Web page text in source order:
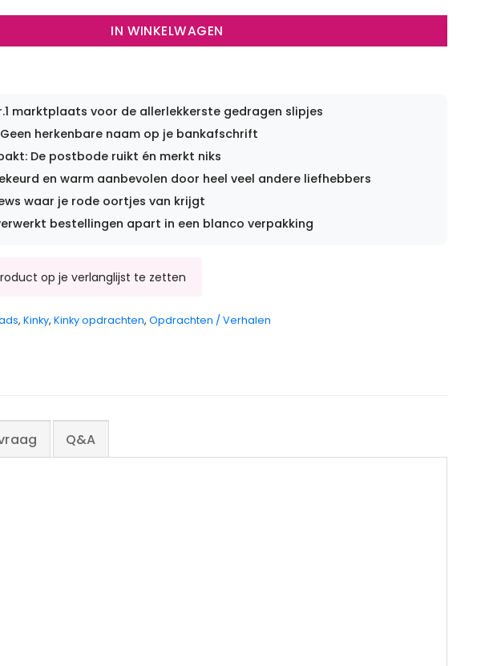
IN WINKELWAGEN
marktplaats voor de allerlekkerste gedragen slipjes
Geen herkenbare naam op je bankafschrift
De postbode ruikt én merkt niks
en warm aanbevolen door heel veel andere liefhebbers
waar je rode oortjes van krijgt
bestellingen apart in een blanco verpakking
, Kinky, Kinky opdrachten, Opdrachten / Verhalen
Q&A